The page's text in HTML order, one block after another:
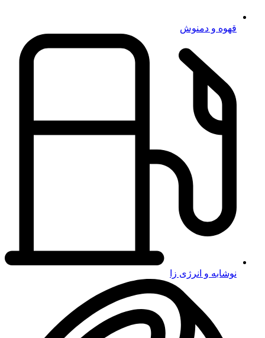
قهوه و دمنوش
نوشابه و انرژی زا